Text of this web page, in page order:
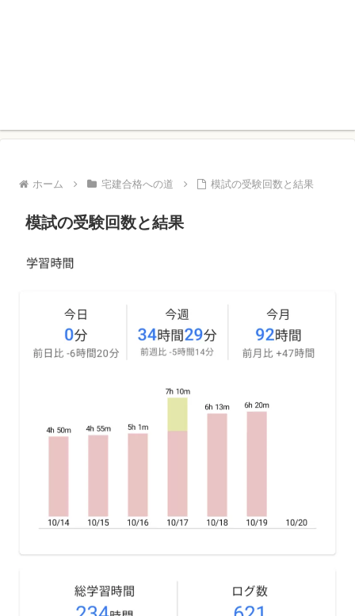
ホーム 宅建合格への道 模試の受験回数と結果
模試の受験回数と結果